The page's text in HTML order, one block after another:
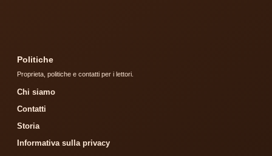
Politiche
Proprieta, politiche e contatti per i lettori.
Chi siamo
Contatti
Storia
Informativa sulla privacy